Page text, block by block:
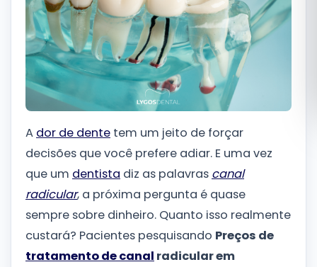
Română
Русский
A dor de dente tem um jeito de forçar
decisões que você prefere adiar. E uma vez
que um dentista diz as palavras canal
radicular, a próxima pergunta é quase
sempre sobre dinheiro. Quanto isso realmente
custará? Pacientes pesquisando Preços de
tratamento de canal radicular em